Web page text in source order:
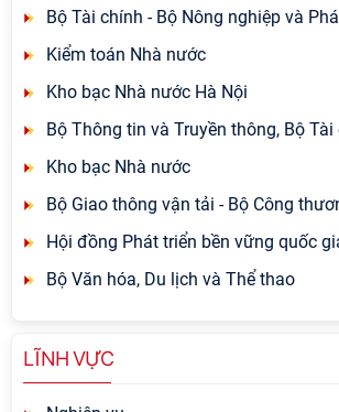
Bộ Tài chính - Bộ Nông nghiệp và
Kiểm toán Nhà nước
Kho bạc Nhà nước Hà Nội
Bộ Thông tin và Truyền thông, Bộ Tài
Kho bạc Nhà nước
Bộ Giao thông vận tải - Bộ Công
Hội đồng Phát triển bền vững quốc
Bộ Văn hóa, Du lịch và Thể thao
LĨNH VỰC